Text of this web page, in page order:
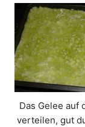
Das Gelee auf
verteilen, gut